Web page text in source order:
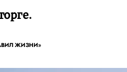
ЖИЗНИ»